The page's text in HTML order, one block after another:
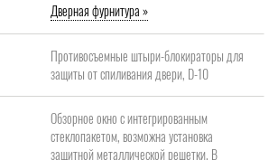
Дверная фурнитура »
Противосъемные штыри-блокираторы для
защиты от спиливания двери, D-10
Обзорное окно с интегрированным
стеклопакетом, возможна установка
защитной металлической решетки. В